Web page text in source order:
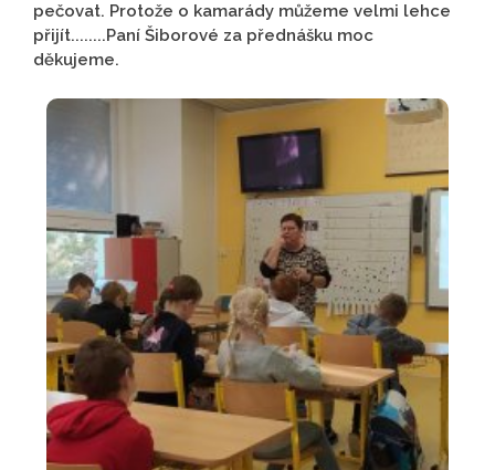
pečovat. Protože o kamarády můžeme velmi lehce
přijít........Paní Šiborové za přednášku moc
děkujeme.